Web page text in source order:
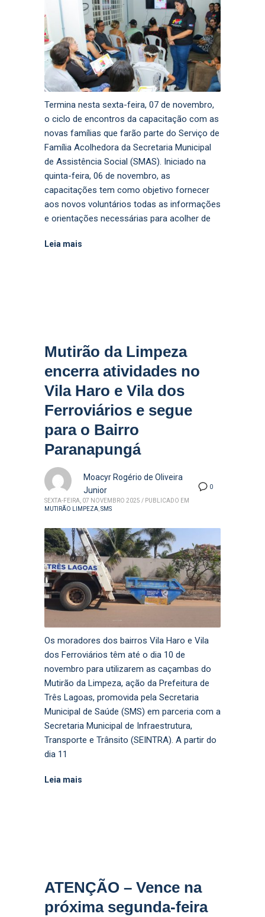
Termina nesta sexta-feira, 07 de novembro,
o ciclo de encontros da capacitação com as
novas famílias que farão parte do Serviço de
Família Acolhedora da Secretaria Municipal
de Assistência Social (SMAS). Iniciado na
quinta-feira, 06 de novembro, as
capacitações tem como objetivo fornecer
aos novos voluntários todas as informações
e orientações necessárias para acolher de
Leia mais
Mutirão da Limpeza
encerra atividades no
Vila Haro e Vila dos
Ferroviários e segue
para o Bairro
Paranapungá
0
Moacyr Rogério de Oliveira
Junior
SEXTA-FEIRA, 07 NOVEMBRO 2025 / PUBLICADO EM
MUTIRÃO LIMPEZA SMS
Os moradores dos bairros Vila Haro e Vila
dos Ferroviários têm até o dia 10 de
novembro para utilizarem as caçambas do
Mutirão da Limpeza, ação da Prefeitura de
Três Lagoas, promovida pela Secretaria
Municipal de Saúde (SMS) em parceria com a
Secretaria Municipal de Infraestrutura,
Transporte e Trânsito (SEINTRA). A partir do
dia 11
Leia mais
ATENÇÃO – Vence na
próxima segunda-feira